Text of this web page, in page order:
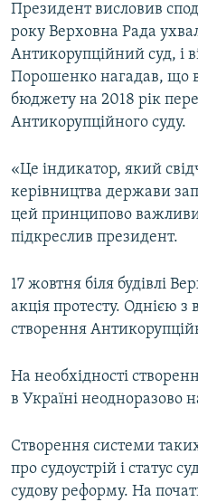
Президент висловив
року Верховна Рада
Антикорупційний суд, і
Порошенко нагадав, що
бюджету на 2018 рік
Антикорупційного суду.
«Це індикатор, який
керівництва держави
цей принципово
підкреслив президент.
17 жовтня біля будівлі
акція протесту. Однією з
створення
На необхідності
в Україні неодноразово
Створення системи
про судоустрій і статус
судову реформу. На